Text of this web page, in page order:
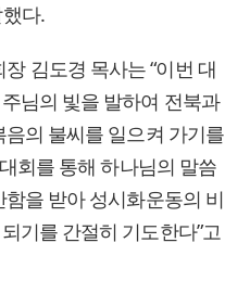
다.
김도경 목사는 “이번 대
님의 빛을 발하여 전북과
의 불씨를 일으켜 가기를
회를 통해 하나님의 말씀
을 받아 성시화운동의 비
기를 간절히 기도한다”고